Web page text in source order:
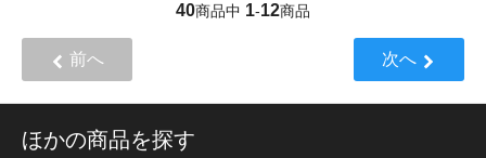
40商品中 1-12商品
前へ 次へ
ほかの商品を探す